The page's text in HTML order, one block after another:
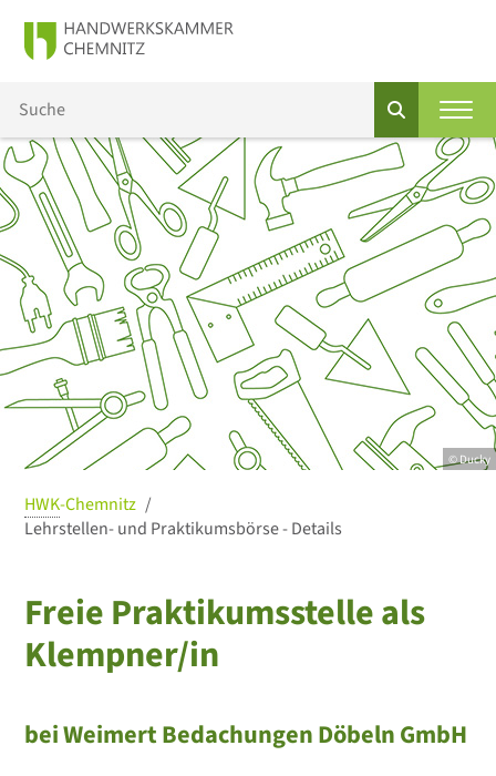
© Ducky
HWK-Chemnitz
Lehrstellen- und Praktikumsbörse - Details
Freie Praktikumsstelle als
Klempner/in
bei Weimert Bedachungen Döbeln GmbH